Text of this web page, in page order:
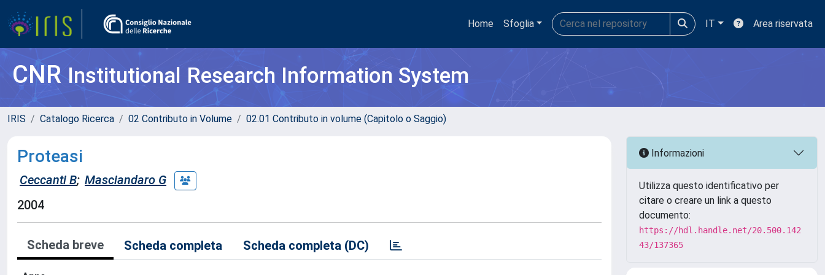
Home Sfoglia IT Area riservata
CNRInstitutional Research Information System
IRIS Catalogo Ricerca 02 Contributo in Volume 02.01 Contributo in volume (Capitolo o Saggio)
Proteasi
Ceccanti B; Masciandaro G
2004
Scheda breve Scheda completa Scheda completa (DC)
Informazioni
Utilizza questo identificativo per
citare o creare un link a questo
documento:
https://hdl.handle.net/20.500.142
43/137365